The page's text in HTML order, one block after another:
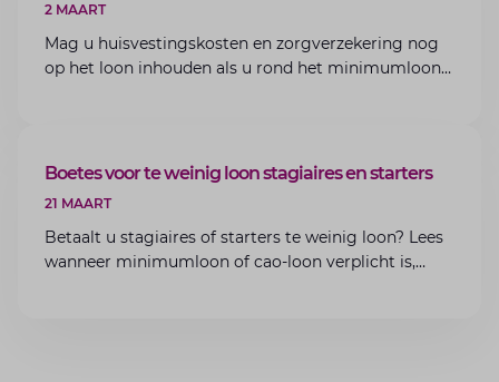
2 MAART
Mag u huisvestingskosten en zorgverzekering nog
op het loon inhouden als u rond het minimumloon
ARTIKEL
Boetes voor te weinig loon stagiaires en starters
21 MAART
Betaalt u stagiaires of starters te weinig loon? Lees
wanneer minimumloon of cao-loon verplicht is,